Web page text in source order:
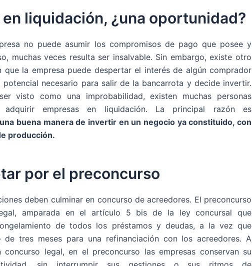
en liquidación, ¿una oportunidad?
no puede asumir los compromisos de pago que posee y
muchas veces resulta ser insalvable. Sin embargo, existe otro
que la empresa puede despertar el interés de algún comprador
potencial necesario para salir de la bancarrota y decide invertir.
visto como una improbabilidad, existen muchas personas
adquirir empresas en liquidación. La principal razón es
buena manera de invertir en un negocio ya constituido, con
producción.
por el preconcurso
deben culminar en concurso de acreedores. El preconcurso
amparada en el artículo 5 bis de la ley concursal que
de todos los préstamos y deudas, a la vez que
tres meses para una refinanciación con los acreedores. A
concurso legal, en el preconcurso las empresas conservan su